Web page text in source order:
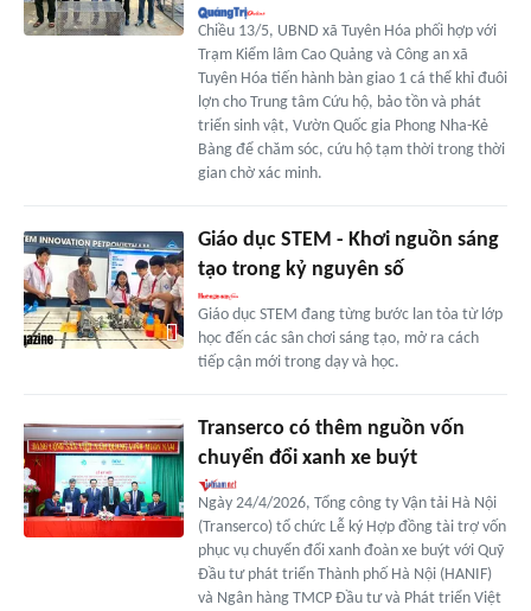
Chiều 13/5, UBND xã Tuyên Hóa phối hợp với
Trạm Kiểm lâm Cao Quảng và Công an xã
Tuyên Hóa tiến hành bàn giao 1 cá thể khỉ đuôi
lợn cho Trung tâm Cứu hộ, bảo tồn và phát
triển sinh vật, Vườn Quốc gia Phong Nha-Kẻ
Bàng để chăm sóc, cứu hộ tạm thời trong thời
gian chờ xác minh.
Giáo dục STEM - Khơi nguồn sáng
tạo trong kỷ nguyên số
Giáo dục STEM đang từng bước lan tỏa từ lớp
học đến các sân chơi sáng tạo, mở ra cách
tiếp cận mới trong dạy và học.
Transerco có thêm nguồn vốn
chuyển đổi xanh xe buýt
Ngày 24/4/2026, Tổng công ty Vận tải Hà Nội
(Transerco) tổ chức Lễ ký Hợp đồng tài trợ vốn
phục vụ chuyển đổi xanh đoàn xe buýt với Quỹ
Đầu tư phát triển Thành phố Hà Nội (HANIF)
và Ngân hàng TMCP Đầu tư và Phát triển Việt